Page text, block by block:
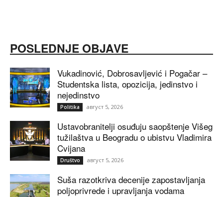
POSLEDNJE OBJAVE
Vukadinović, Dobrosavljević i Pogačar –
Studentska lista, opozicija, jedinstvo i
nejedinstvo
Politika август 5, 2026
Ustavobranitelji osuđuju saopštenje Višeg
tužilaštva u Beogradu o ubistvu Vladimira
Cvijana
Društvo август 5, 2026
Suša razotkriva decenije zapostavljanja
poljoprivrede i upravljanja vodama